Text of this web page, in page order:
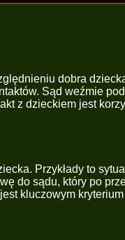
dobra
Sąd weźmie
z dzieckiem jest
Przykłady to
do sądu, który po
kluczowym